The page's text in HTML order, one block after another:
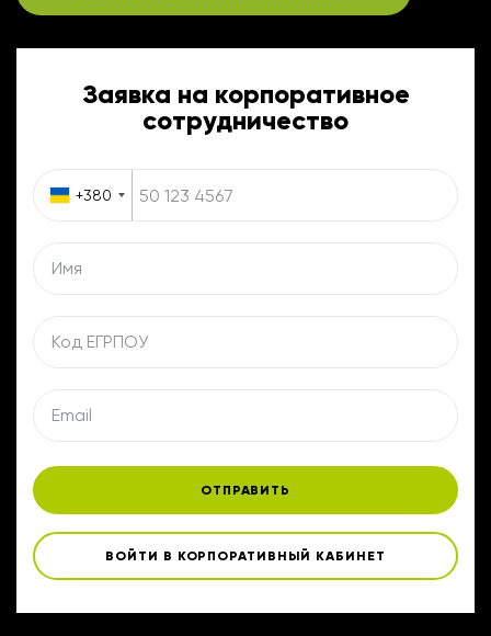
Заявка на корпоративное
сотрудничество
+380
ОТПРАВИТЬ
ВОЙТИ В КОРПОРАТИВНЫЙ КАБИНЕТ